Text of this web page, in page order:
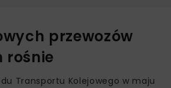
przewozów
rośnie
Transportu Kolejowego w maju